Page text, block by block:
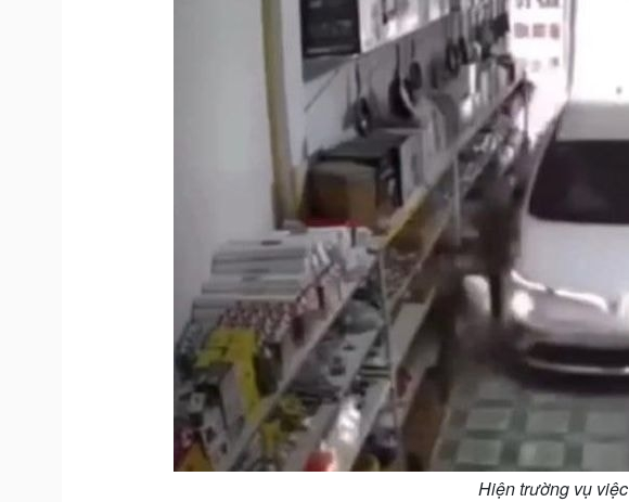
Tình yêu - Gia đình
Âm nhạc
Di sản
Hiện trường vụ việc